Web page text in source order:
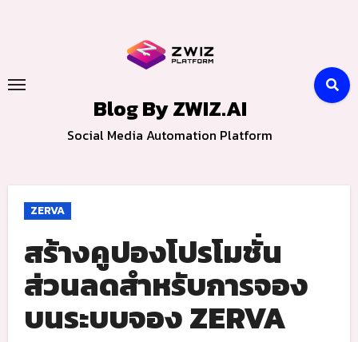
Blog By ZWIZ.AI
Social Media Automation Platform
ZERVA
สร้างคูปองโปรโมชั่น
ส่วนลดสำหรับการจอง
บนระบบจอง ZERVA